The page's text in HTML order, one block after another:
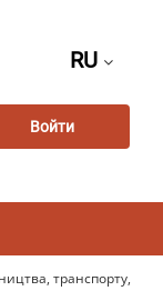
RU
Войти
транспорту,